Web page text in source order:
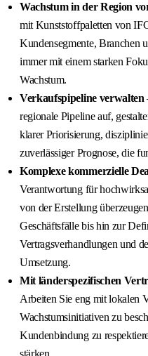
Wachstum in der Region
mit Kunststoffpaletten von
Kundensegmente, Branchen
immer mit einem starken
Wachstum.
Verkaufspipeline verwalten
regionale Pipeline auf,
klarer Priorisierung,
zuverlässiger Prognose, die
Komplexe kommerzielle
Verantwortung für
von der Erstellung
Geschäftsfälle bis hin zur
Vertragsverhandlungen und
Umsetzung.
Mit länderspezifischen
Arbeiten Sie eng mit lokalen
Wachstumsinitiativen zu
Kundenbindung zu